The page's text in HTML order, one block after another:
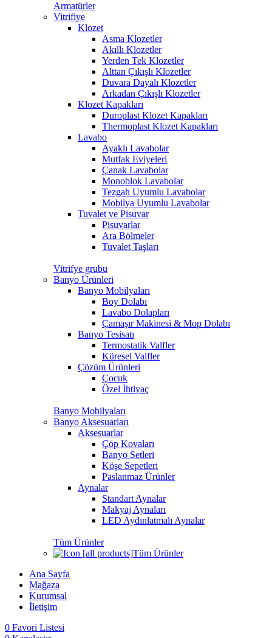
Armatürler
Vitrifiye
Klozet
Asma Klozetler
Akıllı Klozetler
Yerden Tek Klozetler
Alttan Çıkışlı Klozetler
Duvara Dayalı Klozetler
Arkadan Çıkışlı Klozetler
Klozet Kapakları
Duroplast Klozet Kapakları
Thermoplast Klozet Kapakları
Lavabo
Ayaklı Lavabolar
Mutfak Eviyeleri
Çanak Lavabolar
Monoblok Lavabolar
Tezgah Uyumlu Lavabolar
Mobilya Uyumlu Lavabolar
Tuvalet ve Pisuvar
Pisuvarlar
Ara Bölmeler
Tuvalet Taşları
Vitrifye grubu
Banyo Ürünleri
Banyo Mobilyaları
Boy Dolabı
Lavabo Dolapları
Çamaşır Makinesi & Mop Dolabı
Banyo Tesisatı
Termostatik Valfler
Küresel Valfler
Çözüm Ürünleri
Çocuk
Özel İhtiyaç
Banyo Mobilyaları
Banyo Aksesuarları
Aksesuarlar
Çöp Kovaları
Banyo Setleri
Köşe Sepetleri
Paslanmaz Ürünler
Aynalar
Standart Aynalar
Makyaj Aynaları
LED Aydınlatmalı Aynalar
Tüm Ürünler
Tüm Ürünler
Ana Sayfa
Mağaza
Kurumsal
İletişim
0 Favori Listesi